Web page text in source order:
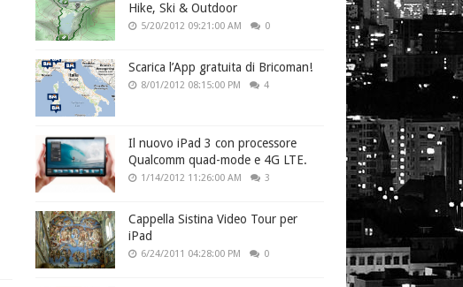
Hike, Ski & Outdoor
5/20/2012 09:21:00 AM 0
Scarica l’App gratuita di Bricoman!
8/01/2012 08:15:00 PM 4
Il nuovo iPad 3 con processore
Qualcomm quad-mode e 4G LTE.
1/14/2012 11:26:00 AM 3
Cappella Sistina Video Tour per
iPad
6/24/2011 04:28:00 PM 0